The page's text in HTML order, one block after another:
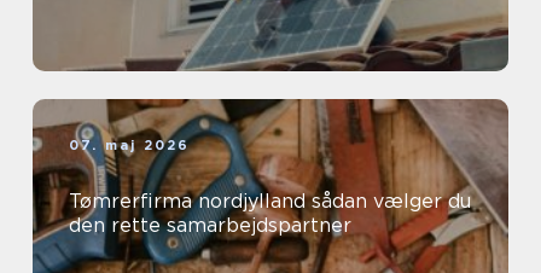
07. maj 2026
Tømrerfirma nordjylland sådan vælger du
den rette samarbejdspartner